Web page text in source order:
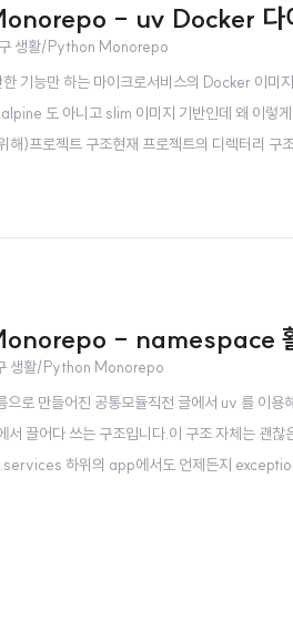
- uv Docker 다
생활/Python Monorepo
한 기능만 하는 마이크로서비스의 Docker 이
도 아니고 slim 이미지 기반인데 왜 이렇
해)프로젝트 구조현재 프로젝트의 디렉터리
- namespace
생활/Python Monorepo
으로 만들어진 공통모듈직전 글에서 uv 를 이
끌어다 쓰는 구조입니다.이 구조 자체는 괜
하위의 app에서도 언제든지